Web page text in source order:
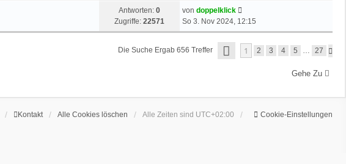
r
a
g
i
a
r
B
i
z
t
e
r
a
Antworten: 0
Zugriffe: 22571
L
e
t
t
e
t
von doppelklick
So 3. Nov 2024, 12:15
Die Suche Ergab 656 Treffer
V
N
1 2 3 4 5 … 27
Gehe Zu
Kontakt Alle Cookies löschen Alle Zeiten sind UTC+02:00 Cookie-Einstellungen